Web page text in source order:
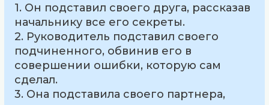
1. Он подставил своего друга, рассказав
начальнику все его секреты.
2. Руководитель подставил своего
подчиненного, обвинив его в
совершении ошибки, которую сам
сделал.
3. Она подставила своего партнера,